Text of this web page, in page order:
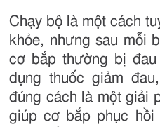
Chạy bộ là một cách
khỏe, nhưng sau mỗi
cơ bắp thường bị
dụng thuốc giảm
đúng cách là một giải
giúp cơ bắp phục hồi